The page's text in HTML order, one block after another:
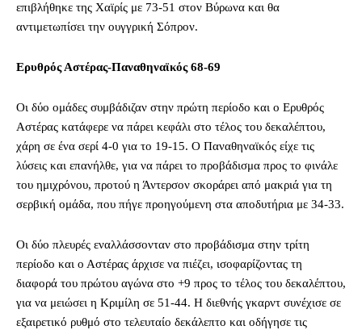
επιβλήθηκε της Χαϊρίς με 73-51 στον Βύρωνα και θα
αντιμετωπίσει την ουγγρική Σόπρον.
Ερυθρός Αστέρας-Παναθηναϊκός 68-69
Οι δύο ομάδες συμβάδιζαν στην πρώτη περίοδο και ο Ερυθρός
Αστέρας κατάφερε να πάρει κεφάλι στο τέλος του δεκαλέπτου,
χάρη σε ένα σερί 4-0 για το 19-15. Ο Παναθηναϊκός είχε τις
λύσεις και επανήλθε, για να πάρει το προβάδισμα προς το φινάλε
του ημιχρόνου, προτού η Άντερσον σκοράρει από μακριά για τη
σερβική ομάδα, που πήγε προηγούμενη στα αποδυτήρια με 34-33.
Οι δύο πλευρές εναλλάσσονταν στο προβάδισμα στην τρίτη
περίοδο και ο Αστέρας άρχισε να πιέζει, ισοφαρίζοντας τη
διαφορά του πρώτου αγώνα στο +9 προς το τέλος του δεκαλέπτου,
για να μειώσει η Κριμίλη σε 51-44. Η διεθνής γκαρντ συνέχισε σε
εξαιρετικό ρυθμό στο τελευταίο δεκάλεπτο και οδήγησε τις